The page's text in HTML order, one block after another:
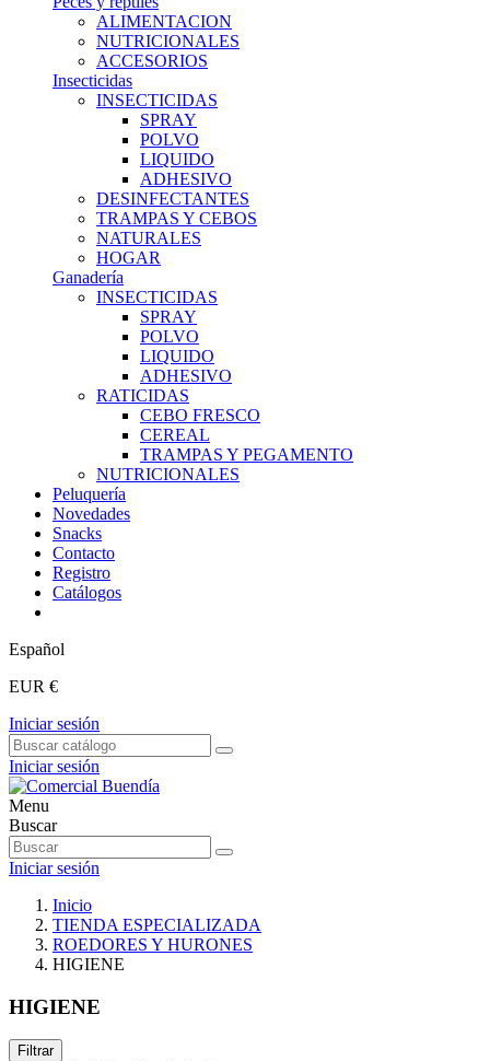
ALIMENTACION
NUTRICIONALES
ACCESORIOS
Insecticidas
INSECTICIDAS
SPRAY
POLVO
LIQUIDO
ADHESIVO
DESINFECTANTES
TRAMPAS Y CEBOS
NATURALES
HOGAR
Ganadería
INSECTICIDAS
SPRAY
POLVO
LIQUIDO
ADHESIVO
RATICIDAS
CEBO FRESCO
CEREAL
TRAMPAS Y PEGAMENTO
NUTRICIONALES
Peluquería
Novedades
Snacks
Contacto
Registro
Catálogos
Español
EUR €
Iniciar sesión
Iniciar sesión
Menu
Buscar
Iniciar sesión
Inicio
TIENDA ESPECIALIZADA
ROEDORES Y HURONES
HIGIENE
HIGIENE
Filtrar